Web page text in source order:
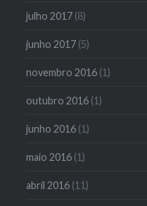
julho 2017 (8)
junho 2017 (5)
novembro 2016 (1)
outubro 2016 (1)
junho 2016 (1)
maio 2016 (1)
abril 2016 (11)